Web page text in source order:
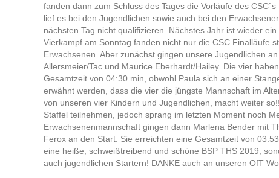
fanden dann zum Schluss des Tages die Vorläufe des
lief es bei den Jugendlichen sowie auch bei den
nächsten Tag nicht qualifizieren. Nächstes Jahr ist wieder
Vierkampf am Sonntag fanden nicht nur die CSC Finalläufe
Erwachsenen. Aber zunächst gingen unsere Jugendlichen
Allersmeier/Tac und Maurice Eberhardt/Hailey. Die vier
Gesamtzeit von 04:30 min, obwohl Paula sich an einer
erwähnt werden, dass die vier die jüngste Mannschaft im
von unseren vier Kindern und Jugendlichen, macht weiter
Staffel teilnehmen, jedoch sprang im letzten Moment noch
Erwachsenenmannschaft gingen dann Marlena Bender mit
Ferox an den Start. Sie erreichten eine Gesamtzeit von
eine heiße, schweißtreibend und schöne BSP THS 2019,
auch jugendlichen Startern! DANKE auch an unseren OfT